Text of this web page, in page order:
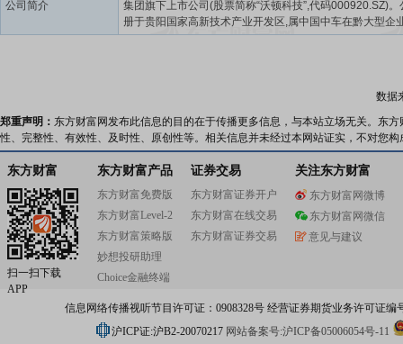
公司简介
集团旗下上市公司(股票简称“沃顿科技”,代码000920.SZ)。
册于贵阳国家高新技术产业开发区,属中国中车在黔大型企
产业投资有限公司为公司第一大股东。公司是一家以分离
司致力于反渗透、纳滤、超滤膜材料及膜元件的研发、制
务,拥有膜制造的核心技术和强大的系统设计能力,为客户提
的应用技术支持服务,产品遍布130多个国家与地区。公司
化生产包括海水淡化膜、抗污染膜、抗氧化膜、纳滤膜、
膜、物料分离膜和家用膜等20多个系列200多个规格的膜
用于包装水、市政饮用水、工业纯水、电子超纯水、海水
苦咸水淡化、废水回用、高盐水分盐与近零排放、食品饮
疗制药、物料分离与浓缩提纯等用途。作为“分离膜材料及
术国家地方联合工程研究中心”研发与应用平台,自2004年
先后承担了“863计划”、“国家科技支撑计划”、“国家重点研
等10项国家重大科技项目。截至2026年,公司已获授权专
头编写的3项国家标准已经实施。高科技人才团队和高精尖
备构成的研发平台为公司持续、健康、快速发展提供了强
数据
郑重声明： 东方财富网发布此信息的目的在于传播更多信息，与本站立场无关。东
性、完整性、有效性、及时性、原创性等。相关信息并未经过本网站证实，不对您
东方财富
扫一扫下载
APP
东方财富产品
东方财富免费版
东方财富Level-2
东方财富策略版
妙想投研助理
Choice金融终端
证券交易
东方财富证券开户
东方财富在线交易
东方财富证券交易
关注东方财富
东方财富网微博
东方财富网微信
意见与建议
信息网络传播视听节目许可证：0908328号 经营证券期货业务许可证编
沪ICP证:沪B2-20070217 网站备案号:沪ICP备05006054号-11